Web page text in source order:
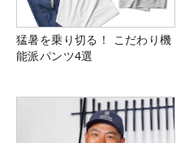
猛暑を乗り切る！ こだわり機
能派パンツ4選